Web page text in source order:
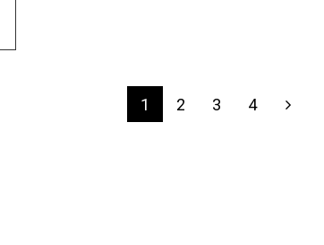
1 2 3 4